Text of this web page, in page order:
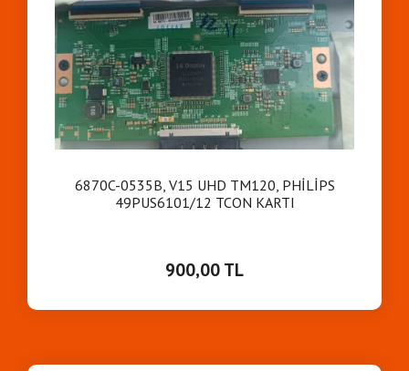
6870C-0535B, V15 UHD TM120, PHİLİPS
49PUS6101/12 TCON KARTI
900,00 TL